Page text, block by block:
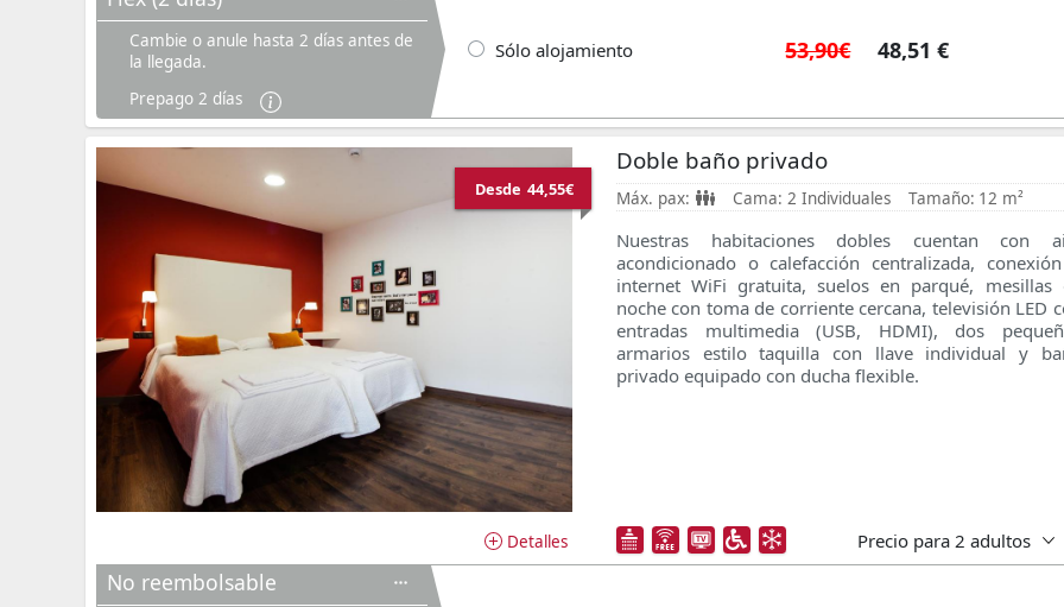
Cambie o anule hasta 2 días antes de
la llegada.
Prepago 2 días
Sólo alojamiento 53,90€ 48,51 €
Desde 44,55€
Detalles
Doble baño privado
Máx. pax: Cama: 2 Individuales Tamaño: 12 m²
Nuestras habitaciones dobles cuentan con
acondicionado o calefacción centralizada,
internet WiFi gratuita, suelos en parqué, mesillas
noche con toma de corriente cercana, televisión LED
entradas multimedia (USB, HDMI), dos
armarios estilo taquilla con llave individual y
privado equipado con ducha flexible.
Precio para2 adultos
No reembolsable